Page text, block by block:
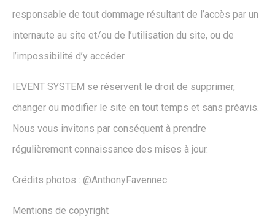
responsable de tout dommage résultant de l’accès par un
internaute au site et/ou de l’utilisation du site, ou de
l’impossibilité d’y accéder.
IEVENT SYSTEM se réservent le droit de supprimer,
changer ou modifier le site en tout temps et sans préavis.
Nous vous invitons par conséquent à prendre
régulièrement connaissance des mises à jour.
Crédits photos : @AnthonyFavennec
Mentions de copyright